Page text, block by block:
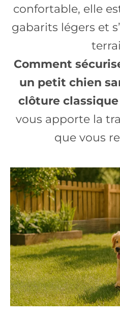
confortable, elle
gabarits légers et
Comment
un petit chien
clôture classique
vous apporte la
que vous